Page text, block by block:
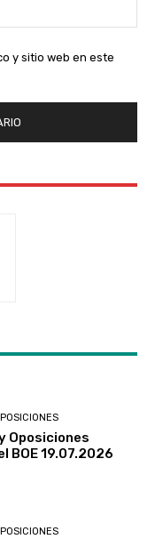
y sitio web en este
Oposiciones
BOE 19.07.2026